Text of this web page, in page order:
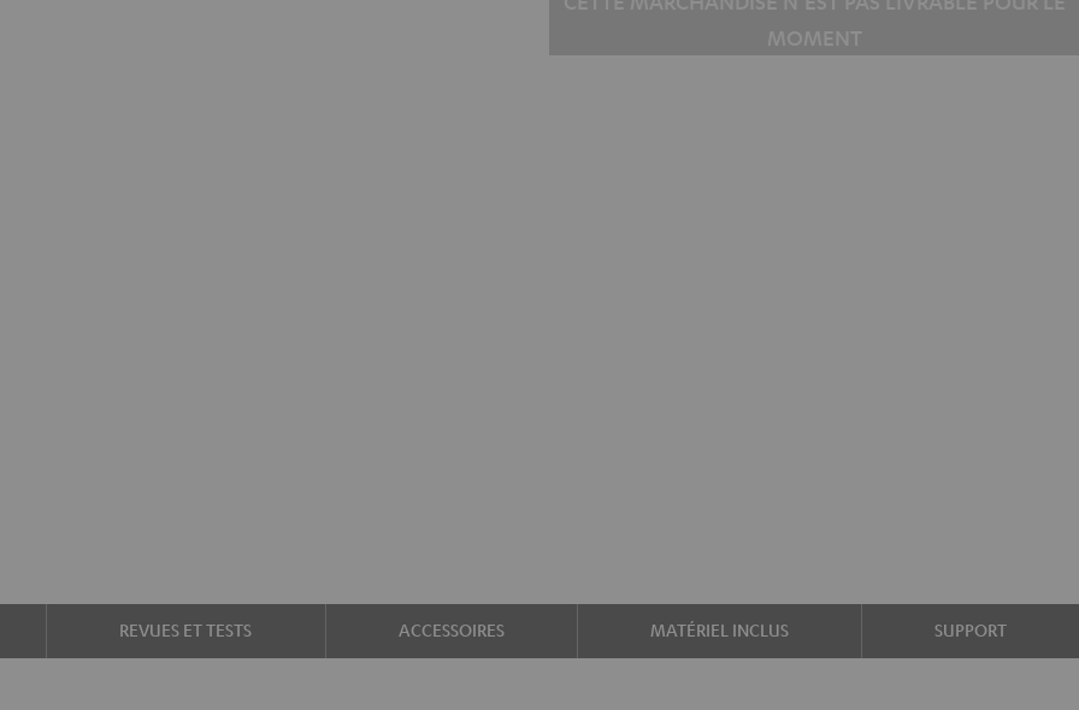
REVUES ET TESTS ACCESSOIRES MATÉRIEL INCLUS SUPPORT